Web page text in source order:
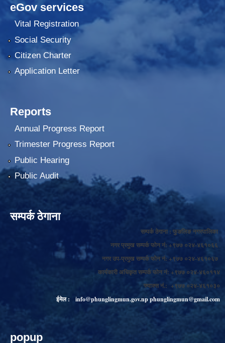
eGov services
Vital Registration
Social Security
Citizen Charter
Application Letter
Reports
Annual Progress Report
Trimester Progress Report
Public Hearing
Public Audit
सम्पर्क ठेगाना
सम्पर्क ठेगाना : फुङलिङ नगरपालिका
नगर प्रमुख सम्पर्क फोन नं: +९७७ ०२४-४६१०६६
नगर उप-प्रमुख सम्पर्क फोन नं: +९७७ ०२४-४६१०६७
कार्यकारी अधिकृत सम्पर्क फोन नं: +९७७ ०२४-४६०११४
फ्याक्स नं.: +९७७ ०२४-४६१०३०
ईमेल :
info@phunglingmun.gov.npphunglingmun@gmail.com
popup